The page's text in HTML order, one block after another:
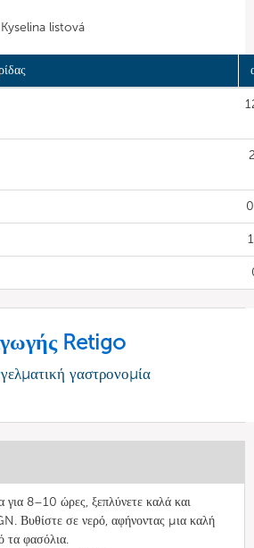
Kyselina listová
Retigo
γαστρονομία
για 8–10 ώρες, ξεπλύνετε καλά και
Βυθίστε σε νερό, αφήνοντας μια καλή
τα φασόλια.